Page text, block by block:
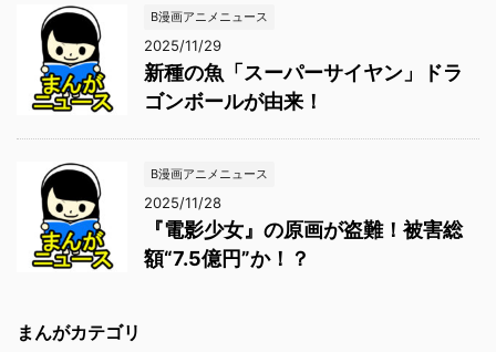
B漫画アニメニュース
2025/11/29
新種の魚「スーパーサイヤン」ドラ
ゴンボールが由来！
B漫画アニメニュース
2025/11/28
『電影少女』の原画が盗難！被害総
額“7.5億円”か！？
まんがカテゴリ